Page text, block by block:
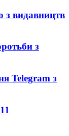
з видавництв
з
Telegram з